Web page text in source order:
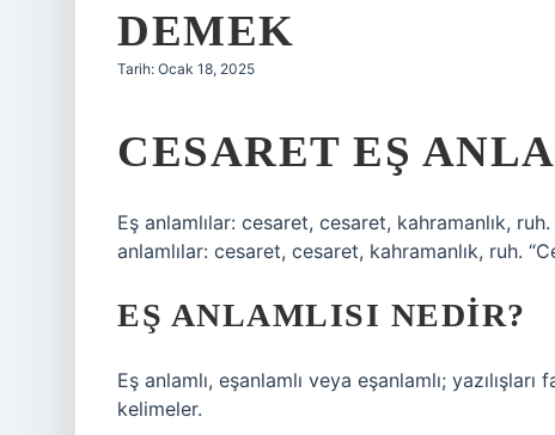
DEMEK
Tarih: Ocak 18, 2025
CESARET EŞ
Eş anlamlılar: cesaret, cesaret, kahramanlık,
anlamlılar: cesaret, cesaret, kahramanlık, ruh.
EŞ ANLAMLISI NEDIR?
Eş anlamlı, eşanlamlı veya eşanlamlı;
kelimeler.